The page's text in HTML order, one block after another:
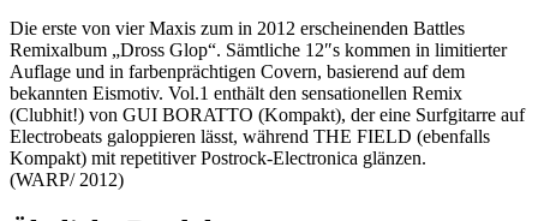
Die erste von vier Maxis zum in 2012 erscheinenden Battles
Remixalbum „Dross Glop“. Sämtliche 12″s kommen in limitierter
Auflage und in farbenprächtigen Covern, basierend auf dem
bekannten Eismotiv. Vol.1 enthält den sensationellen Remix
(Clubhit!) von GUI BORATTO (Kompakt), der eine Surfgitarre auf
Electrobeats galoppieren lässt, während THE FIELD (ebenfalls
Kompakt) mit repetitiver Postrock-Electronica glänzen.
(WARP/ 2012)